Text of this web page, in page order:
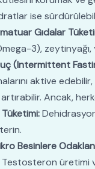
ise
Gıdalar
3),
(Intermittent
aktive
artırabilir. Ancak,
Besinlere
Testosteron üretimi